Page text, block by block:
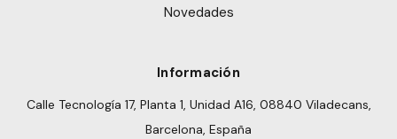
Novedades
Información
Calle Tecnología 17, Planta 1, Unidad A16, 08840 Viladecans,
Barcelona, España